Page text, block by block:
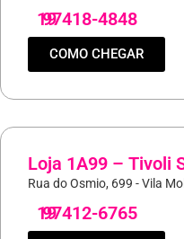
19
97418-4848
COMO CHEGAR
Loja 1A99 – Tivoli
Rua do Osmio, 699 - Vila
19
97412-6765